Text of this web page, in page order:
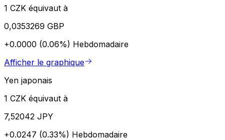
1 CZK équivaut à
0,0353269 GBP
+0.0000 (0.06%) Hebdomadaire
Afficher le graphique
Yen japonais
1 CZK équivaut à
7,52042 JPY
+0.0247 (0.33%) Hebdomadaire